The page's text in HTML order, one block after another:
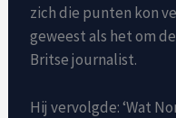
zich die punten kon
geweest als het om
Britse journalist.
Hij vervolgde: ‘Wat